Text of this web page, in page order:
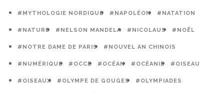
#MYTHOLOGIE NORDIQUE #NAPOLÉON #NATATION
#NATURE #NELSON MANDELA #NICOLAUS #NOËL
#NOTRE DAME DE PARIS #NOUVEL AN CHINOIS
#NUMÉRIQUE #OCCE #OCÉAN #OCÉANIE #OISEAU
#OISEAUX #OLYMPE DE GOUGES #OLYMPIADES